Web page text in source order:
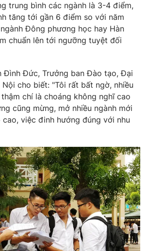
tương lai
Podcast
Infographic
trung bình các ngành là 3-4 điểm,
tăng tới gần 6 điểm so với năm
Đông phương học hay Hàn
chuẩn lên tới ngưỡng tuyệt đối
Đình Đức, Trưởng ban Đào tạo, Đại
cho biết: "Tôi rất bất ngờ, nhiều
chí là choáng không nghĩ cao
cũng mừng, mở nhiều ngành mới
việc đinh hướng đúng với nhu